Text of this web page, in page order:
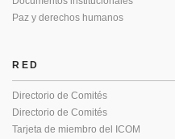
Paz y derechos humanos
RED
Directorio de Comités
Directorio de Comités
Tarjeta de miembro del ICOM